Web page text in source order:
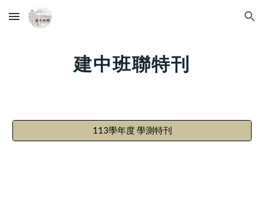
Skip to main content Skip to navigation
建中班聯特刊
113學年度 學測特刊